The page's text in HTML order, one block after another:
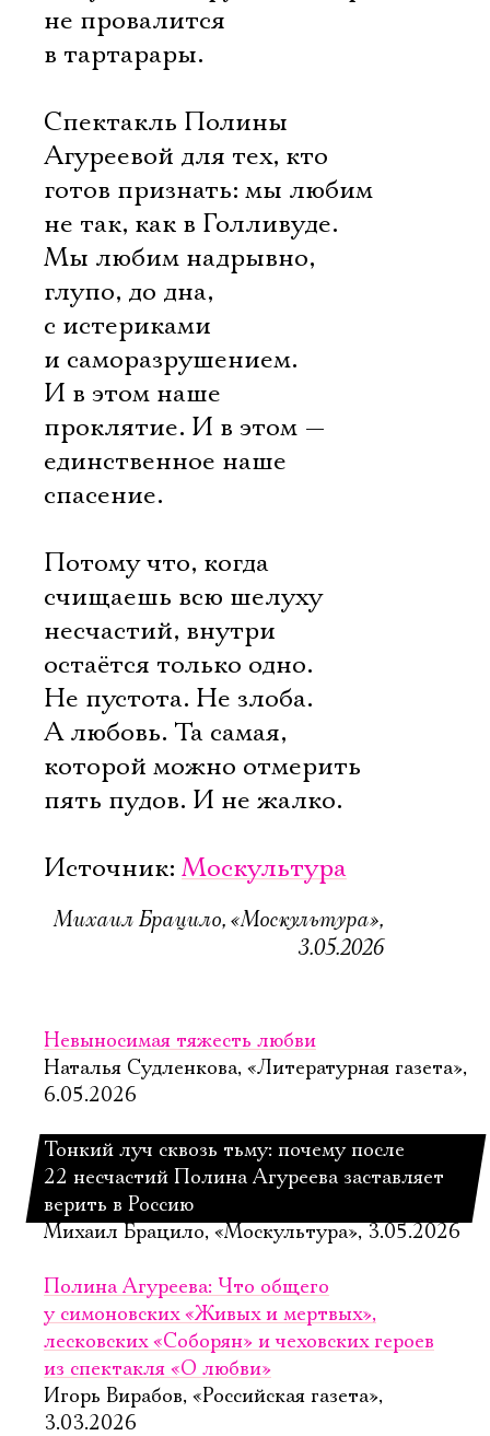
не провалится
в тартарары.
Спектакль Полины
Агуреевой для тех, кто
готов признать: мы любим
не так, как в Голливуде.
Мы любим надрывно,
глупо, до дна,
с истериками
и саморазрушением.
И в этом наше
проклятие. И в этом —
единственное наше
спасение.
Потому что, когда
счищаешь всю шелуху
несчастий, внутри
остаётся только одно.
Не пустота. Не злоба.
А любовь. Та самая,
которой можно отмерить
пять пудов. И не жалко.
Источник: Москультура
Михаил Брацило, «Москультура»,
3.05.2026
Невыносимая тяжесть любви
Наталья Судленкова, «Литературная газета»,
6.05.2026
Тонкий луч сквозь тьму: почему после
22 несчастий Полина Агуреева заставляет
верить в Россию
Михаил Брацило, «Москультура», 3.05.2026
Полина Агуреева: Что общего
у симоновских «Живых и мертвых»,
лесковских «Соборян» и чеховских героев
из спектакля «О любви»
Игорь Вирабов, «Российская газета»,
3.03.2026